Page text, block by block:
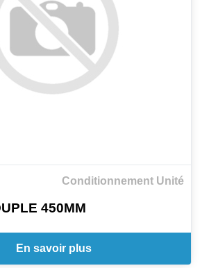
Conditionnement Unité
450MM
En savoir plus